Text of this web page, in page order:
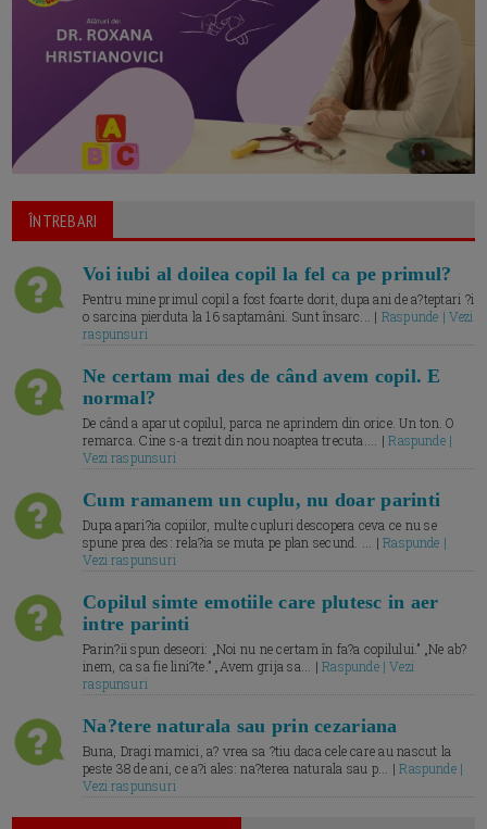
ÎNTREBARI
Voi iubi al doilea copil la fel ca pe primul?
Pentru mine primul copil a fost foarte dorit, dupa ani de a?teptari ?i
o sarcina pierduta la 16 saptamâni. Sunt însarc... | Raspunde | Vezi
raspunsuri
Ne certam mai des de când avem copil. E
normal?
De când a aparut copilul, parca ne aprindem din orice. Un ton. O
remarca. Cine s-a trezit din nou noaptea trecuta.... |Raspunde |
Vezi raspunsuri
Cum ramanem un cuplu, nu doar parinti
Dupa apari?ia copiilor, multe cupluri descopera ceva ce nu se
spune prea des: rela?ia se muta pe plan secund. ... |Raspunde |
Vezi raspunsuri
Copilul simte emotiile care plutesc in aer
intre parinti
Parin?ii spun deseori: „Noi nu ne certam în fa?a copilului.” „Ne ab?
inem, ca sa fie lini?te.” „Avem grija sa... |Raspunde | Vezi
raspunsuri
Na?tere naturala sau prin cezariana
Buna, Dragi mamici, a? vrea sa ?tiu daca cele care au nascut la
peste 38 de ani, ce a?i ales: na?terea naturala sau p... |Raspunde |
Vezi raspunsuri